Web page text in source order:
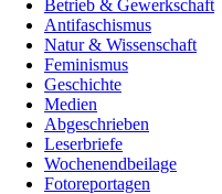
Betrieb & Gewerkschaft
Antifaschismus
Natur & Wissenschaft
Feminismus
Geschichte
Medien
Abgeschrieben
Leserbriefe
Wochenendbeilage
Fotoreportagen